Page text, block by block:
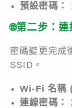
預設密碼：
🌐第二步：
密碼變更完成
SSID。
Wi-Fi 名稱
連線密碼：